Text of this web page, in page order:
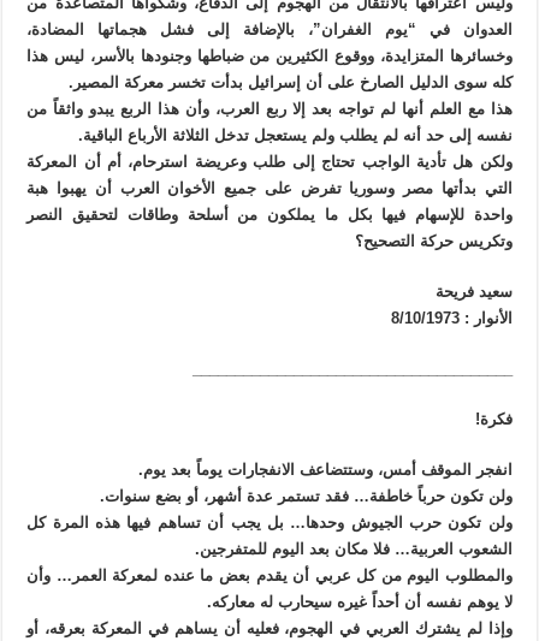
العدوان في “يوم الغفران”، بالإضافة إلى فشل هجماتها المضادة،
وخسائرها المتزايدة، ووقوع الكثيرين من ضباطها وجنودها بالأسر، ليس هذا
كله سوى الدليل الصارخ على أن إسرائيل بدأت تخسر معركة المصير.
هذا مع العلم أنها لم تواجه بعد إلا ربع العرب، وأن هذا الربع يبدو واثقاً من
نفسه إلى حد أنه لم يطلب ولم يستعجل تدخل الثلاثة الأرباع الباقية.
ولكن هل تأدية الواجب تحتاج إلى طلب وعريضة استرحام، أم أن المعركة
التي بدأتها مصر وسوريا تفرض على جميع الأخوان العرب أن يهبوا هبة
واحدة للإسهام فيها بكل ما يملكون من أسلحة وطاقات لتحقيق النصر
وتكريس حركة التصحيح؟
سعيد فريحة
الأنوار : 8/10/1973
فكرة!
انفجر الموقف أمس، وستتضاعف الانفجارات يوماً بعد يوم.
ولن تكون حرباً خاطفة… فقد تستمر عدة أشهر، أو بضع سنوات.
ولن تكون حرب الجيوش وحدها… بل يجب أن تساهم فيها هذه المرة كل
الشعوب العربية… فلا مكان بعد اليوم للمتفرجين.
والمطلوب اليوم من كل عربي أن يقدم بعض ما عنده لمعركة العمر… وأن
لا يوهم نفسه أن أحداً غيره سيحارب له معاركه.
وإذا لم يشترك العربي في الهجوم، فعليه أن يساهم في المعركة بعرقه، أو